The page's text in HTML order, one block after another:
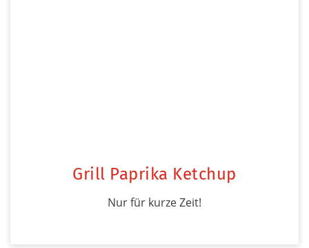
Grill Paprika Ketchup
Nur für kurze Zeit!